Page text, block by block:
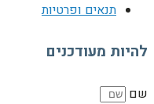
תנאים ופרטיות
להיות מעודכנים
שם